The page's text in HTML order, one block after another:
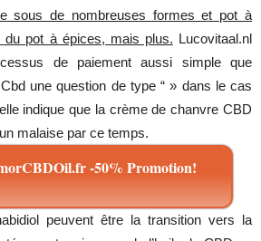
sous de nombreuses formes et pot à
du pot à épices, mais plus. Lucovitaal.nl
de paiement aussi simple que
une question de type “ » dans le cas
indique que la crème de chanvre CBD
malaise par ce temps.
-50% Promotion!
peuvent être la transition vers la